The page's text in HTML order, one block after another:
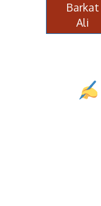
Barkat
Ali